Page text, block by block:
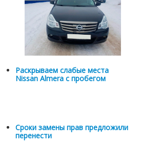
Раскрываем слабые места
Nissan Almera с пробегом
Сроки замены прав предложили
перенести